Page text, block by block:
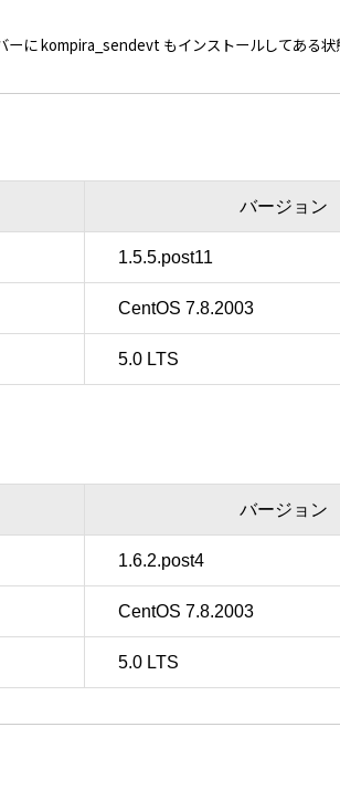
に kompira_sendevt もインストールしてある状
バージョン
1.5.5.post11
CentOS 7.8.2003
5.0 LTS
バージョン
1.6.2.post4
CentOS 7.8.2003
5.0 LTS